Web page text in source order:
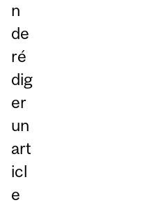
n
de
ré
dig
er
un
art
icl
e